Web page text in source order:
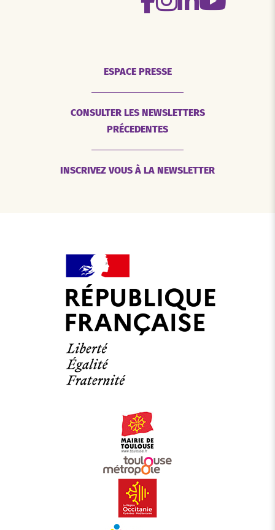
ESPACE PRESSE
CONSULTER LES NEWSLETTERS
PRÉCEDENTES
INSCRIVEZ VOUS À LA NEWSLETTER